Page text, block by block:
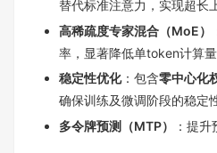
替代标准注意力，实现超长
高稀疏度专家混合（MoE）
率，显著降低单token计算
稳定性优化：包含零中心化
确保训练及微调阶段的稳定
多令牌预测（MTP）
：提